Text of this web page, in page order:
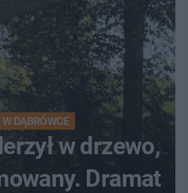
DĄBRÓWCE
w drzewo,
Dramat